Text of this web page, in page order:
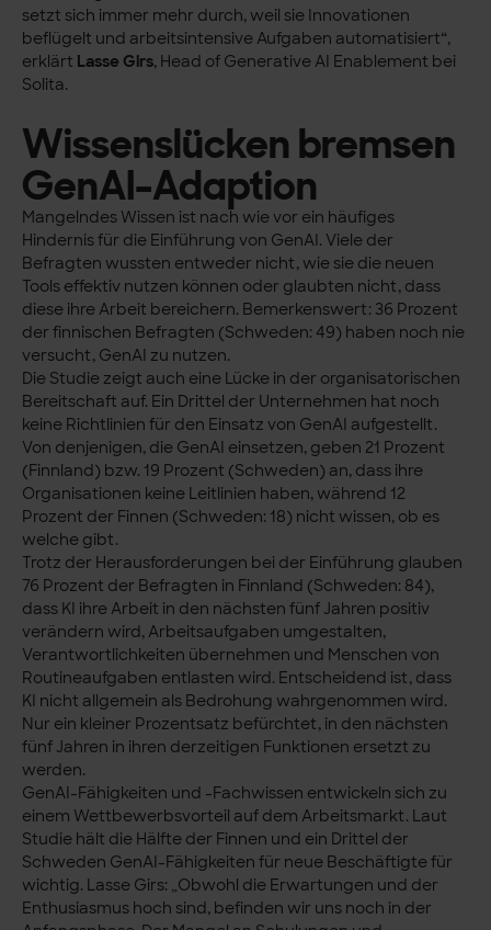
setzt sich immer mehr durch, weil sie Innovationen
beflügelt und arbeitsintensive Aufgaben automatisiert“,
erklärt Lasse Girs, Head of Generative AI Enablement bei
Solita.
Wissenslücken bremsen
GenAI-Adaption
Mangelndes Wissen ist nach wie vor ein häufiges
Hindernis für die Einführung von GenAI. Viele der
Befragten wussten entweder nicht, wie sie die neuen
Tools effektiv nutzen können oder glaubten nicht, dass
diese ihre Arbeit bereichern. Bemerkenswert: 36 Prozent
der finnischen Befragten (Schweden: 49) haben noch nie
versucht, GenAI zu nutzen.
Die Studie zeigt auch eine Lücke in der organisatorischen
Bereitschaft auf. Ein Drittel der Unternehmen hat noch
keine Richtlinien für den Einsatz von GenAI aufgestellt.
Von denjenigen, die GenAI einsetzen, geben 21 Prozent
(Finnland) bzw. 19 Prozent (Schweden) an, dass ihre
Organisationen keine Leitlinien haben, während 12
Prozent der Finnen (Schweden: 18) nicht wissen, ob es
welche gibt.
Trotz der Herausforderungen bei der Einführung glauben
76 Prozent der Befragten in Finnland (Schweden: 84),
dass KI ihre Arbeit in den nächsten fünf Jahren positiv
verändern wird, Arbeitsaufgaben umgestalten,
Verantwortlichkeiten übernehmen und Menschen von
Routineaufgaben entlasten wird. Entscheidend ist, dass
KI nicht allgemein als Bedrohung wahrgenommen wird.
Nur ein kleiner Prozentsatz befürchtet, in den nächsten
fünf Jahren in ihren derzeitigen Funktionen ersetzt zu
werden.
GenAI-Fähigkeiten und -Fachwissen entwickeln sich zu
einem Wettbewerbsvorteil auf dem Arbeitsmarkt. Laut
Studie hält die Hälfte der Finnen und ein Drittel der
Schweden GenAI-Fähigkeiten für neue Beschäftigte für
wichtig. Lasse Girs: „Obwohl die Erwartungen und der
Enthusiasmus hoch sind, befinden wir uns noch in der